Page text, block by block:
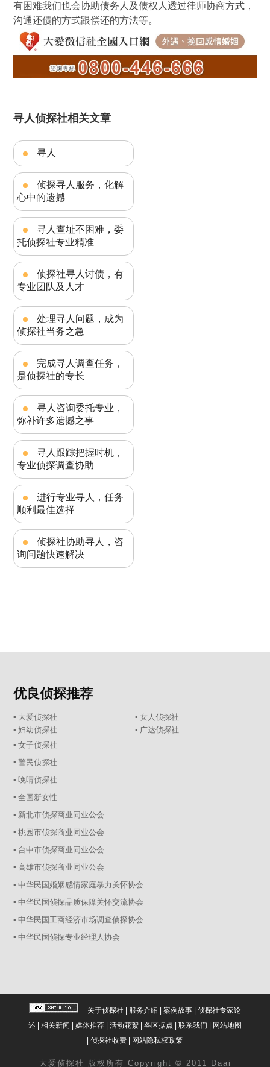
有困难我们也会协助债务人及债权人透过律师协商方式，
沟通还债的方式跟偿还的方法等。
寻人侦探社相关文章
寻人
侦探寻人服务，化解
心中的遗撼
寻人查址不困难，委
托侦探社专业精准
侦探社寻人讨债，有
专业团队及人才
处理寻人问题，成为
侦探社当务之急
完成寻人调查任务，
是侦探社的专长
寻人咨询委托专业，
弥补许多遗撼之事
寻人跟踪把握时机，
专业侦探调查协助
进行专业寻人，任务
顺利最佳选择
侦探社协助寻人，咨
询问题快速解决
优良侦探推荐
▪ 大爱侦探社
▪ 女人侦探社
▪ 妇幼侦探社
▪ 广达侦探社
▪ 女子侦探社
▪ 警民侦探社
▪ 晚晴侦探社
▪ 全国新女性
▪ 新北市侦探商业同业公会
▪ 桃园市侦探商业同业公会
▪ 台中市侦探商业同业公会
▪ 高雄市侦探商业同业公会
▪ 中华民国婚姻感情家庭暴力关怀协会
▪ 中华民国侦探品质保障关怀交流协会
▪ 中华民国工商经济市场调查侦探协会
▪ 中华民国侦探专业经理人协会
关于侦探社 服务介绍 案例故事| 侦探社专家论
述
相关新闻 媒体推荐| 活动花絮| 各区据点 联系我们
网站地图
|侦探社收费 网站隐私权政策
大爱 侦探社 版权所有 Copyright © 2011 Daai